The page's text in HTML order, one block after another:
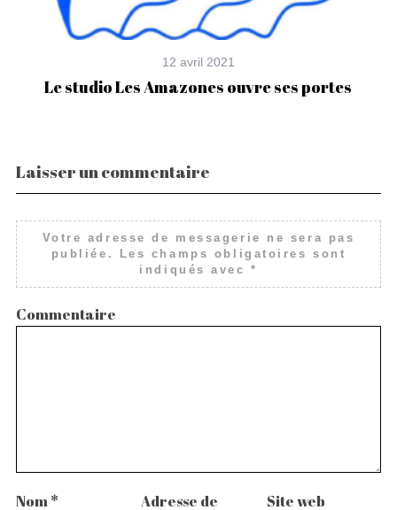
12 avril 2021
Le studio Les Amazones ouvre ses portes
Laisser un commentaire
Votre adresse de messagerie ne sera pas
publiée.
Les champs obligatoires sont
indiqués avec*
Commentaire
Nom* Adresse de Site web